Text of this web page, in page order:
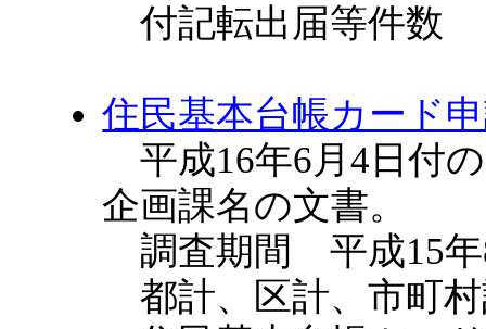
付記転出届等件数
住民基本台帳カード
平成16年6月4日付
企画課名の文書。
調査期間 平成15年
都計、区計、市町